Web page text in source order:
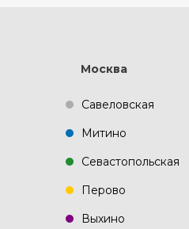
Москва
Савеловская
Митино
Севастопольская
Перово
Выхино